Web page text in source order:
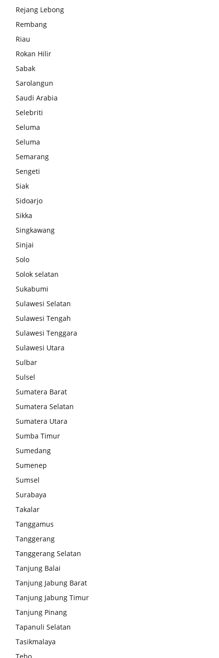
Rejang Lebong
Rembang
Riau
Rokan Hilir
Sabak
Sarolangun
Saudi Arabia
Selebriti
Seluma
Seluma
Semarang
Sengeti
Siak
Sidoarjo
Sikka
Singkawang
Sinjai
Solo
Solok selatan
Sukabumi
Sulawesi Selatan
Sulawesi Tengah
Sulawesi Tenggara
Sulawesi Utara
Sulbar
Sulsel
Sumatera Barat
Sumatera Selatan
Sumatera Utara
Sumba Timur
Sumedang
Sumenep
Sumsel
Surabaya
Takalar
Tanggamus
Tanggerang
Tanggerang Selatan
Tanjung Balai
Tanjung Jabung Barat
Tanjung Jabung Timur
Tanjung Pinang
Tapanuli Selatan
Tasikmalaya